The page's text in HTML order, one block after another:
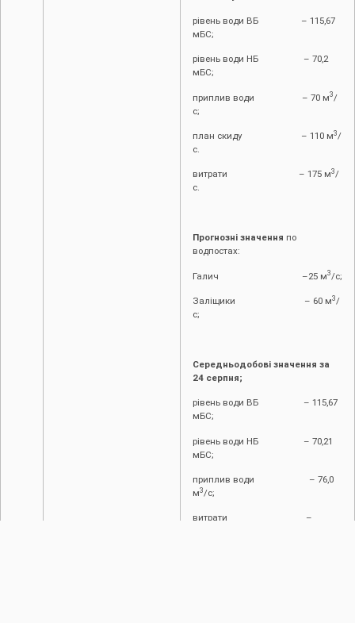
рівень води ВБ – 115,67
мБС;
рівень води НБ – 70,2
мБС;
приплив води – 70 м3 /
с;
план скиду – 110 м3/
с.
витрати – 175 м3/
с.
Прогнозні значення по
водпостах:
Галич –25 м3 /с;
Заліщики – 60 м3/
с;
Середньодобові значення за
24 серпня;
рівень води ВБ – 115,67
мБС;
рівень води НБ – 70,21
мБС;
приплив води – 76,0
м3/с;
витрати –